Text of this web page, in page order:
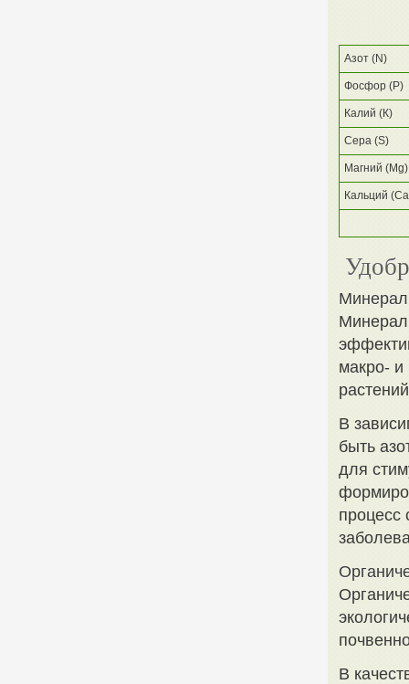
Азот (N)
Фосфор (Р)
Калий (К)
Сера (S)
Магний (Mg)
Кальций
макро- и
В
быть
для
процесс
В